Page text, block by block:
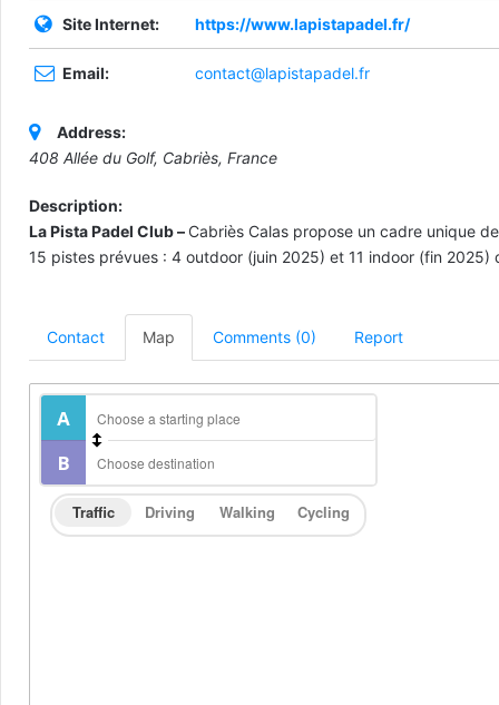
Address:
408 Allée du Golf, Cabriès, France
Description:
La Pista Padel Club – Cabriès Calas propose un cadre unique
15 pistes prévues : 4 outdoor (juin 2025) et 11 indoor (fin
Site Internet: https://www.lapistapadel.fr/
Email: contact@lapistapadel.fr
Contact Map Comments (0) Report
Traffic Driving Walking Cycling